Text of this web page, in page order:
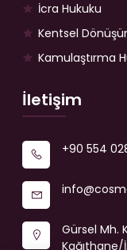
İcra Hukuku
Kentsel
Kamulaştırma
İletişim
+90 554
Gürsel Mh.